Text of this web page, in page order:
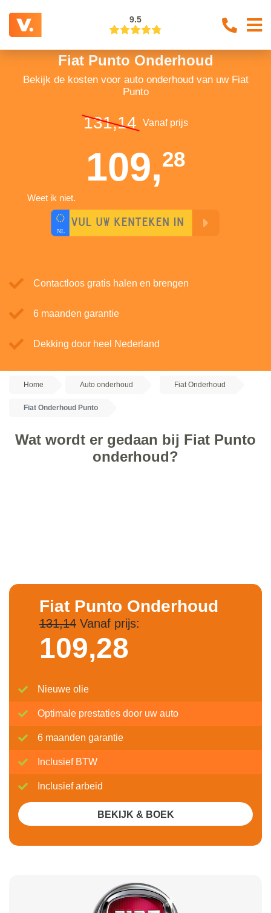
9.5
Fiat Punto Onderhoud
Bekijk de kosten voor auto onderhoud van uw Fiat
Punto
131,14 Vanaf prijs
109,28
Weet ik niet.
Contactloos gratis halen en brengen
6 maanden garantie
Dekking door heel Nederland
Home Auto onderhoud Fiat Onderhoud
Fiat Onderhoud Punto
Wat wordt er gedaan bij Fiat Punto
onderhoud?
Fiat Punto Onderhoud
131,14Vanaf prijs:
109,28
Nieuwe olie
Optimale prestaties door uw auto
6 maanden garantie
Inclusief BTW
Inclusief arbeid
BEKIJK & BOEK